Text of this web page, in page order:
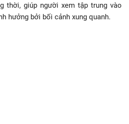
thời, giúp người xem tập trung vào
hưởng bởi bối cảnh xung quanh.